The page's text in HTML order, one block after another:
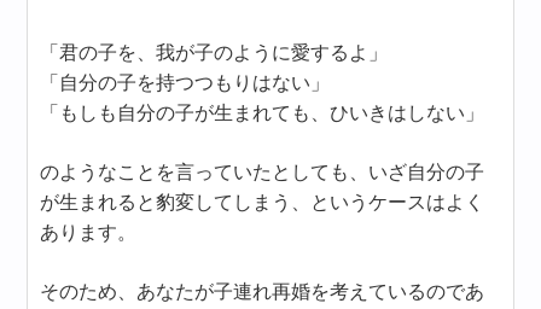
「君の子を、我が子のように愛するよ」
「自分の子を持つつもりはない」
「もしも自分の子が生まれても、ひいきはしない」
のようなことを言っていたとしても、いざ自分の子
が生まれると豹変してしまう、というケースはよく
あります。
そのため、あなたが子連れ再婚を考えているのであ